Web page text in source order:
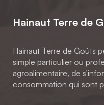
Hainaut Terre de
Hainaut Terre de Goûts
simple particulier ou
agroalimentaire, de
consommation qui sont